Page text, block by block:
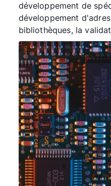
développement de
développement
bibliothèques, la